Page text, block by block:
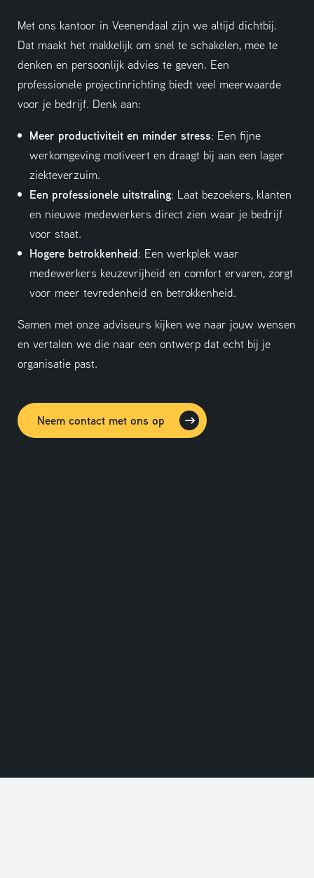
Met ons kantoor in Veenendaal zijn we altijd dichtbij.
Dat maakt het makkelijk om snel te schakelen, mee te
denken en persoonlijk advies te geven. Een
professionele projectinrichting biedt veel meerwaarde
voor je bedrijf. Denk aan:
Meer productiviteit en minder stress: Een fijne
werkomgeving motiveert en draagt bij aan een lager
ziekteverzuim.
Een professionele uitstraling: Laat bezoekers, klanten
en nieuwe medewerkers direct zien waar je bedrijf
voor staat.
Hogere betrokkenheid: Een werkplek waar
medewerkers keuzevrijheid en comfort ervaren, zorgt
voor meer tevredenheid en betrokkenheid.
Samen met onze adviseurs kijken we naar jouw wensen
en vertalen we die naar een ontwerp dat echt bij je
organisatie past.
Neem contact met ons op